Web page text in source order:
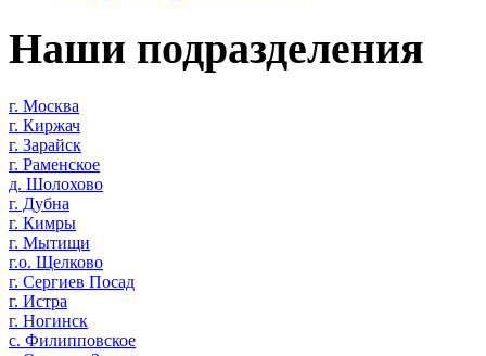
Наши подразделения
г. Москва
г. Киржач
г. Зарайск
г. Раменское
д. Шолохово
г. Дубна
г. Кимры
г. Мытищи
г.о. Щелково
г. Сергиев Посад
г. Истра
г. Ногинск
с. Филипповское